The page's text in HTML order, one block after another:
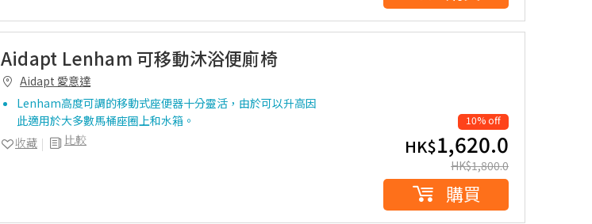
Aidapt Lenham 可移動沐浴便廁椅
Aidapt 愛意達
Lenham高度可調的移動式座便器十分靈活，由於可以升高因
此適用於大多數馬桶座圈上和水箱。
比較
收藏
10% off
HK$1,620.0
HK$1,800.0
購買